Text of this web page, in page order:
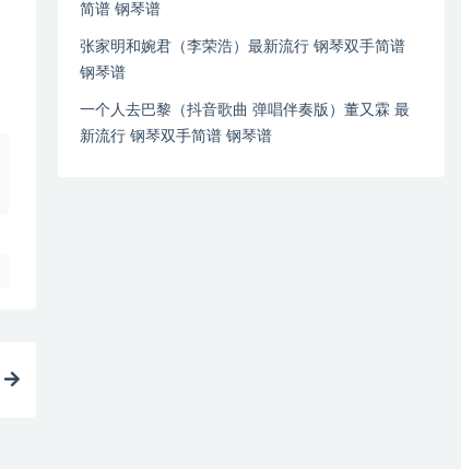
简谱 钢琴谱
张家明和婉君（李荣浩）最新流行 钢琴双手简谱
钢琴谱
一个人去巴黎（抖音歌曲 弹唱伴奏版）董又霖 最
新流行 钢琴双手简谱 钢琴谱